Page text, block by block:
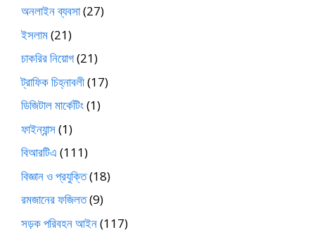
অনলাইন ব্যবসা(27)
ইসলাম(21)
চাকরির নিয়োগ(21)
ট্রাফিক চিহ্নাবলী(17)
ডিজিটাল মার্কেটিং(1)
ফাইন্যান্স(1)
বিআরটিএ (111)
বিজ্ঞান ও প্রযুক্তি(18)
রমজানের ফজিলত(9)
সড়ক পরিবহন আইন(117)